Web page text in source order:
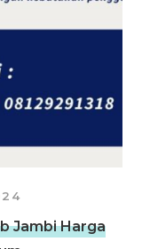
Jambi Harga